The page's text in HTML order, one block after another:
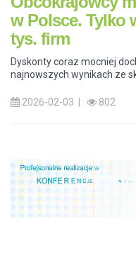
w Polsce. Tylko
tys. firm
Dyskonty coraz mocniej
najnowszych wynikach ze
2026-02-03 | 802